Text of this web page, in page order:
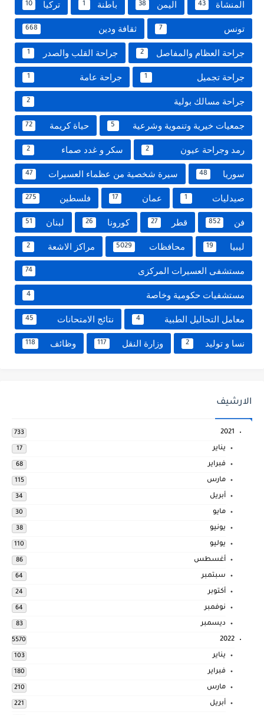
المنشاة 43 اليمن 38 باطنة 1 تركيا 10
تونس 7 ثقافة ودين 668
جراحة العظام والمفاصل 2 جراحة القلب والصدر 1
جراحة تجميل 1 جراحة عامة 1
جراحة مسالك بولية 2
جمعيات خيرية وتنموية وشرعية 5 حياة كريمة 72
رمد وجراحة عيون 2 سكر و غدد صماء 2
سوريا 48 سيرة شخصية من عظماء العسيرات 47
صيدليات 1 عمان 17 فلسطين 275
فن 852 قطر 27 كورونا 26 لبنان 51
ليبيا 19 محافظات 5029 مراكز الاشعة 2
مستشفى العسيرات المركزى 74
مستشفيات حكومية وخاصة 4
معامل التحاليل الطبية 4 نتائج الامتحانات 45
نسا و توليد 2 وزارة النقل 117 وظائف 118
الارشيف
2021
733
يناير 17
فبراير 68
مارس 115
أبريل 34
مايو 30
يونيو 38
يوليو 110
أغسطس 86
سبتمبر 64
أكتوبر 24
نوفمبر 64
ديسمبر 83
2022
5570
يناير 103
فبراير 180
مارس 210
أبريل 221